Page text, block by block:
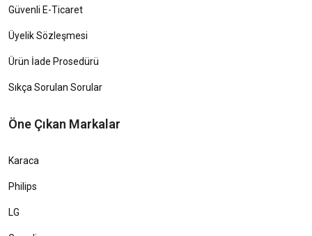
Güvenli E-Ticaret
Üyelik Sözleşmesi
Ürün İade Prosedürü
Sıkça Sorulan Sorular
Öne Çıkan Markalar
Karaca
Philips
LG